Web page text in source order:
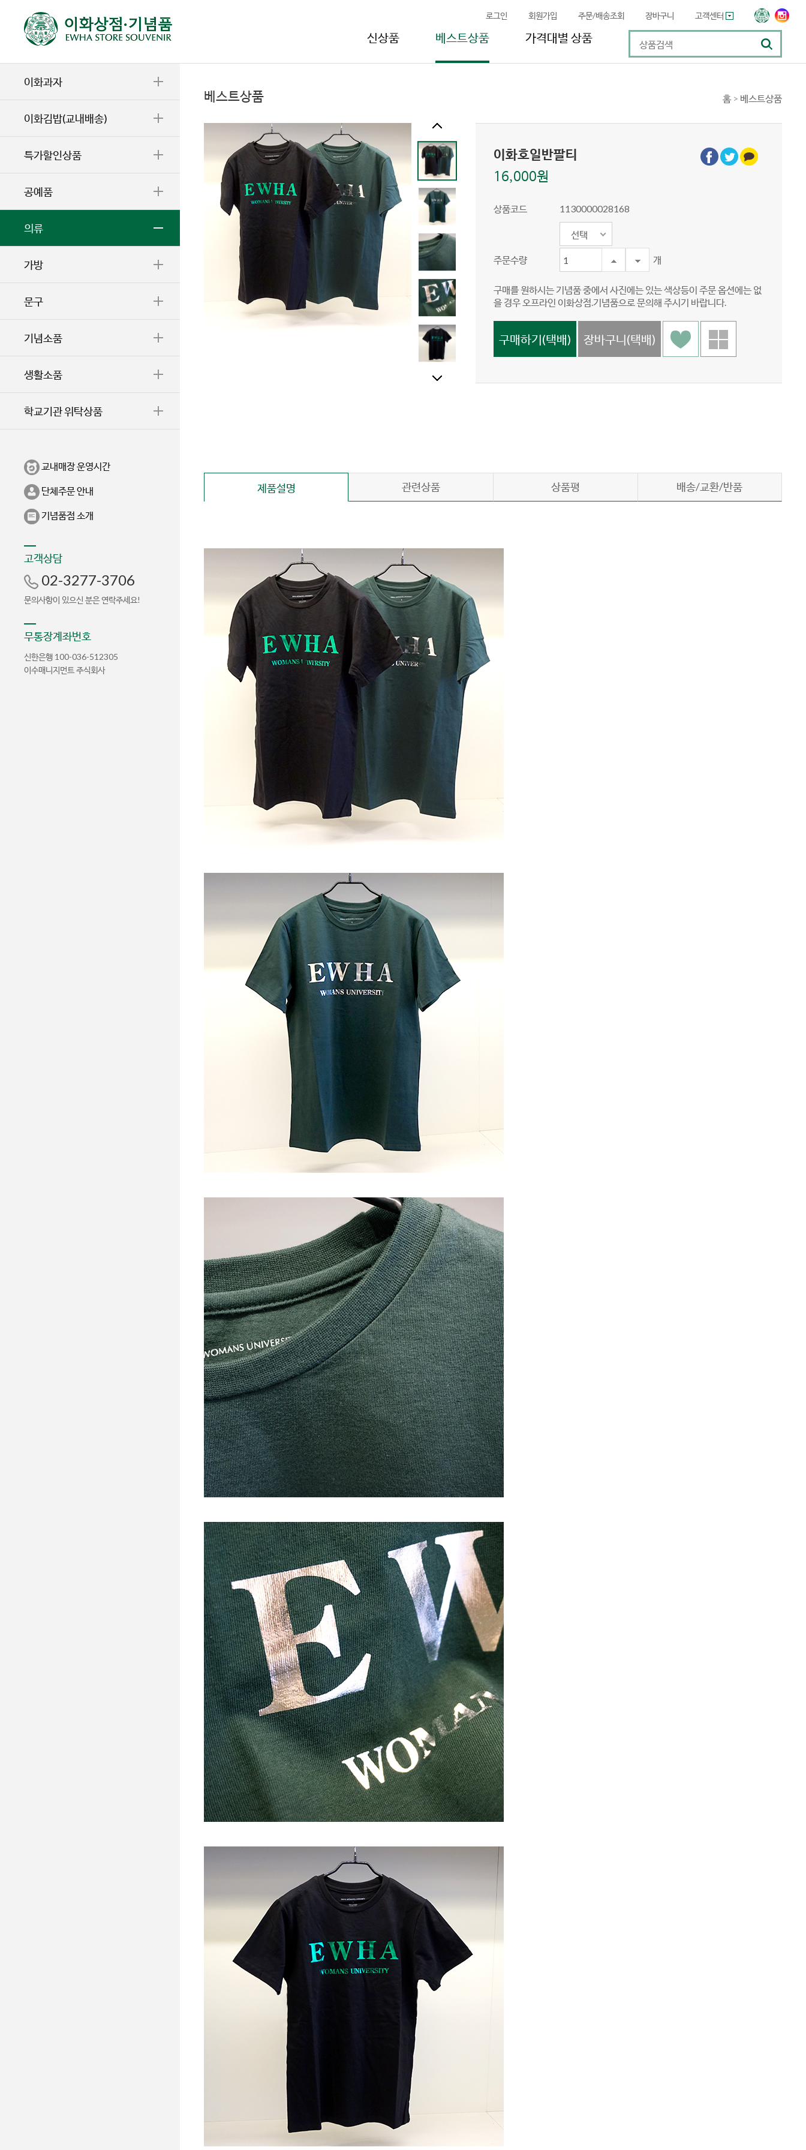
로그인 회원가입 주문/배송조회 장바구니 고객센터
신상품 베스트상품 가격대별 상품
이화과자
이화김밥(교내배송)
특가할인상품
공예품
의류
가방
문구
기념소품
생활소품
학교기관 위탁상품
교내매장 운영시간
단체주문 안내
기념품점 소개
고객상담
02-3277-3706
문의사항이 있으신 분은 연락주세요!
무통장계좌번호
신한은행 100-036-512305
이수매니지먼트 주식회사
베스트상품 홈> 베스트상품
이화호일반팔티
16,000원
상품코드 1130000028168
선택
주문수량 개
구매를 원하시는 기념품 중에서 사진에는 있는 색상등이 주문 옵션에는 없
을 경우 오프라인 이화상점.기념품으로 문의해 주시기 바랍니다.
제품설명 관련상품 상품평 배송/교환/반품